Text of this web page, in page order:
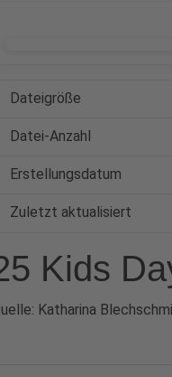
Dateigröße
Datei-Anzahl
Erstellungsdatum
Zuletzt aktualisiert
Kids
Katharina